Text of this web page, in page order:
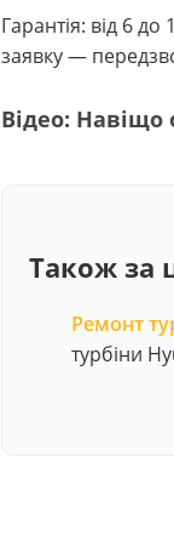
Гарантія: від 6
заявку —
Відео: Навіщо
Також за
Ремонт
турбіни